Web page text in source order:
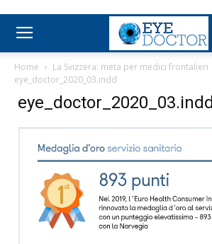
Home
La Svizzera: meta per medici frontalieri
eye_doctor_2020_03.indd
eye_doctor_2020_03.indd